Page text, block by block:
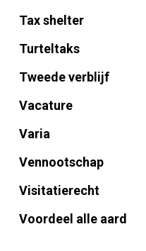
Tax shelter
Turteltaks
Tweede verblijf
Vacature
Varia
Vennootschap
Visitatierecht
Voordeel alle aard